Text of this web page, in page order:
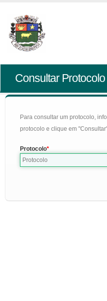
Consultar Protocolo
Para consultar um protocolo,
protocolo e clique em
Protocolo